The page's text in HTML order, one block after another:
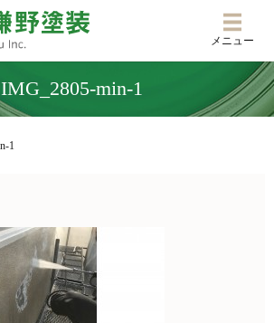
メニ
メニュー
IMG_2805-min-1
1